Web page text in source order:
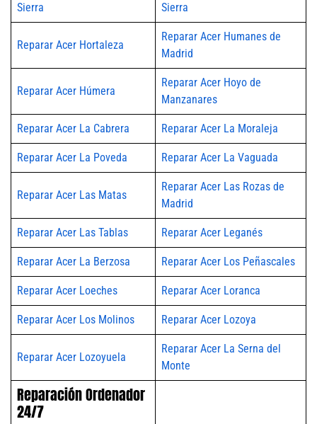
Sierra
Sierra
Reparar Acer Hortaleza
Reparar Acer Humanes de
Madrid
Reparar Acer Húmera
Reparar Acer Hoyo de
Manzanares
Reparar Acer La Cabrera Reparar Acer La Moraleja
Reparar Acer La Poveda Reparar Acer La Vaguada
Reparar Acer Las Matas
Reparar Acer Las Rozas de
Madrid
Reparar Acer Las Tablas Reparar Acer Leganés
Reparar Acer La Berzosa Reparar Acer Los Peñascales
Reparar Acer Loeches Reparar Acer Loranca
Reparar Acer Los Molinos Reparar Acer Lozoya
Reparar Acer Lozoyuela
Reparar Acer La Serna del
Monte
Reparación Ordenador
24/7